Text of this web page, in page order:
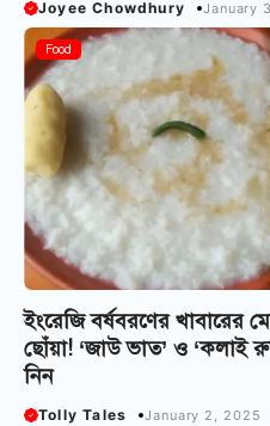
Joyee Chowdhury January
Food
ইংরেজি বর্ষবরণের খাবারের
ছোঁয়া! ‘জাউ ভাত’ ও ‘কলাই
নিন
Tolly Tales January 2, 2025